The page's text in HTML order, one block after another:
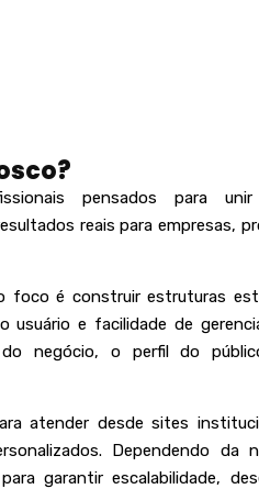
pensados para unir
reais para empresas,
foco é construir estruturas
usuário e facilidade de
negócio, o perfil do
atender desde sites
Dependendo da
para garantir escalabilidade,